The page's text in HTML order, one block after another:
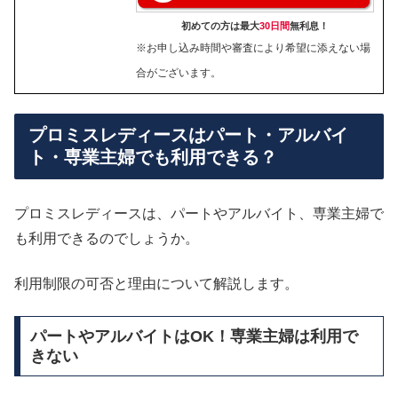
初めての方は最大30日間無利息！
※お申し込み時間や審査により希望に添えない場
合がございます。
プロミスレディースはパート・アルバイ
ト・専業主婦でも利用できる？
プロミスレディースは、パートやアルバイト、専業主婦で
も利用できるのでしょうか。
利用制限の可否と理由について解説します。
パートやアルバイトはOK！専業主婦は利用で
きない